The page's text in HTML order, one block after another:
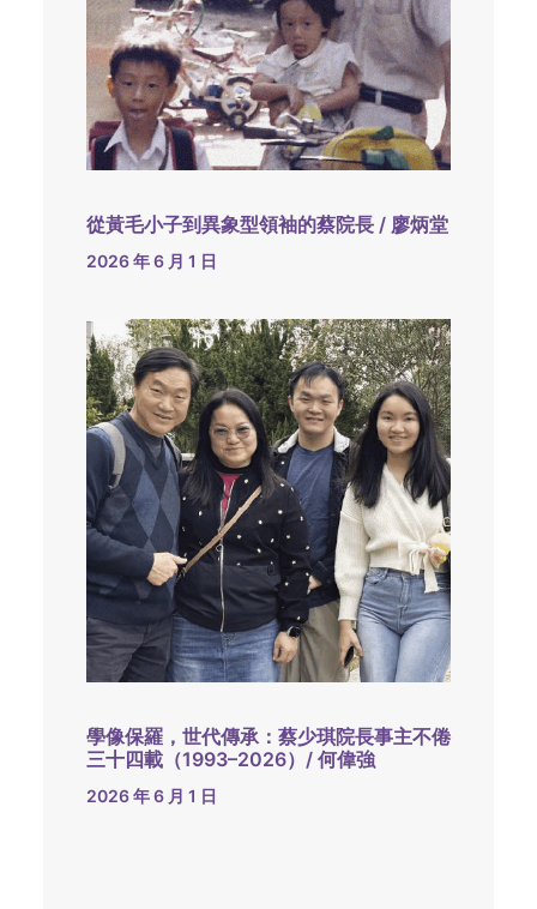
從黃毛小子到異象型領袖的蔡院長 / 廖炳堂
2026 年 6 月 1 日
學像保羅，世代傳承：蔡少琪院長事主不倦
三十四載（1993–2026）/ 何偉強
2026 年 6 月 1 日